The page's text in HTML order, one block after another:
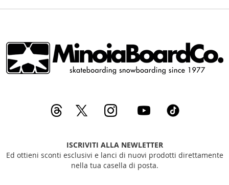
ISCRIVITI ALLA NEWLETTER
Ed ottieni sconti esclusivi e lanci di nuovi prodotti direttamente
nella tua casella di posta.